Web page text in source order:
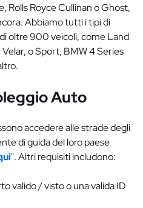
Rolls Royce Cullinan o Ghost,
Abbiamo tutti i tipi di
oltre 900 veicoli, come Land
o Sport, BMW 4 Series
Auto
accedere alle strade degli
di guida del loro paese
". Altri requisiti includono:
valido / visto o una valida ID